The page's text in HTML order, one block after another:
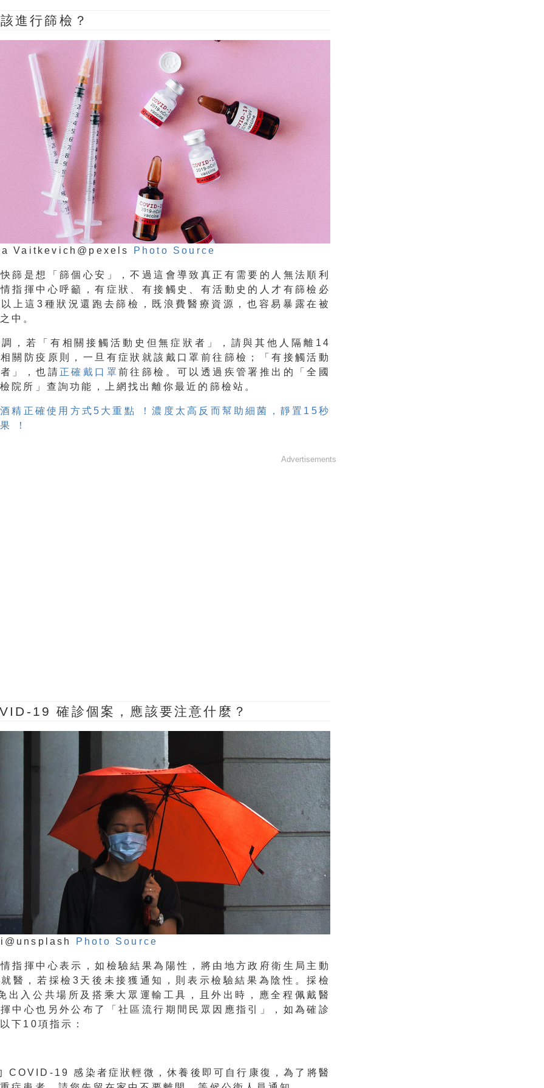
進行篩檢？
Vaitkevich@pexels Photo Source
篩是想「篩個心安」，不過這會導致真正有需要的人無法順利
指揮中心呼籲，有症狀、有接觸史、有活動史的人才有篩檢必
上這3種狀況還跑去篩檢，既浪費醫療資源，也容易暴露在被
中。
，若「有相關接觸活動史但無症狀者」，請與其他人隔離14
關防疫原則，一旦有症狀就該戴口罩前往篩檢；「有接觸活動
」，也請 正確戴口罩前往篩檢。可以透過疾管署推出的「全國
院所」查詢功能，上網找出離你最近的篩檢站。
精正確使用方式5大重點 ！濃度太高反而幫助細菌，靜置15秒
！
Advertisements
19 確診個案，應該要注意什麼？
Photo Source
指揮中心表示，如檢驗結果為陽性，將由地方政府衛生局主動
醫，若採檢3天後未接獲通知，則表示檢驗結果為陰性。採檢
出入公共場所及搭乘大眾運輸工具，且外出時，應全程佩戴醫
中心也另外公布了「社區流行期間民眾因應指引」，如為確診
下10項指示：
COVID-19 感染者症狀輕微，休養後即可自行康復，為了將醫